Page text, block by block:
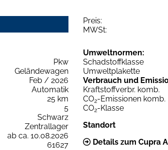
Preis:
MWSt:
Pkw
Geländewagen
Feb / 2026
Automatik
25 km
5
Schwarz
Zentrallager
ab ca. 10.08.2026
61627
Umweltnormen:
Schadstoffklasse
Umweltplakette
Verbrauch und
Kraftstoffverbr. komb.
CO2-Emissionen komb.
CO2-Klasse
Standort
Details zum Cupra